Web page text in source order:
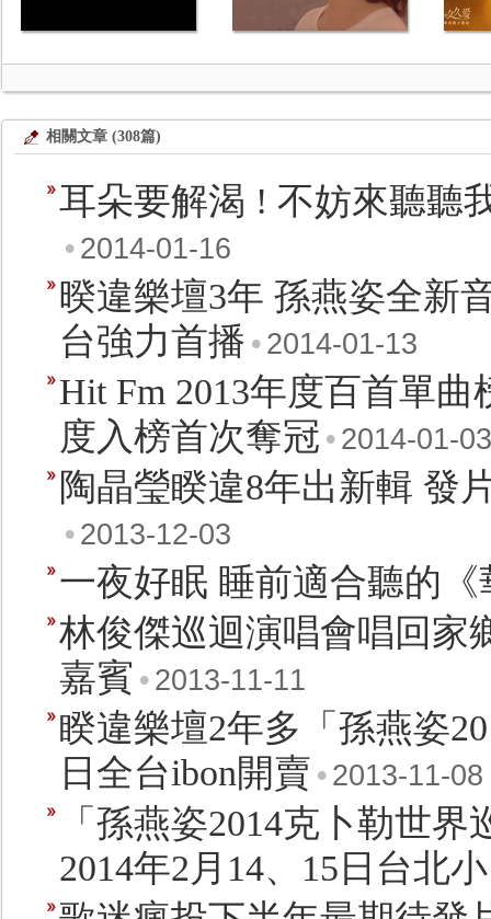
相關文章 (308篇)
耳朵要解渴 ! 不妨來聽聽
• 2014-01-16
暌違樂壇3年 孫燕姿全新
台強力首播 • 2014-01-13
Hit Fm 2013年度百首單
度入榜首次奪冠 • 2014-01-03
陶晶瑩睽違8年出新輯
• 2013-12-03
一夜好眠 睡前適合聽的
林俊傑巡迴演唱會唱回家
嘉賓 • 2013-11-11
睽違樂壇2年多「孫燕姿
日全台ibon開賣 • 2013-11-08
「孫燕姿2014克卜勒世
2014年2月14、15日台北